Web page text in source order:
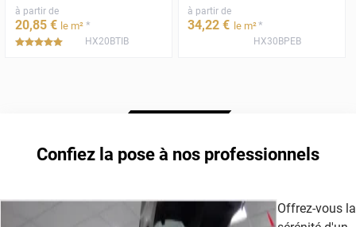
à partir de
20,85 € le m² *
*****HX20BTIB
à partir de
34,22 € le m²*
HX30BPEB
Confiez la pose à nos professionnels
Offrez-vous la